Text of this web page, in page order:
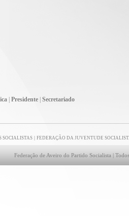
| Presidente| Secretariado
SOCIALISTAS | FEDERAÇÃO DA JUVENTUDE
Federação de Aveiro do Partido Socialista |